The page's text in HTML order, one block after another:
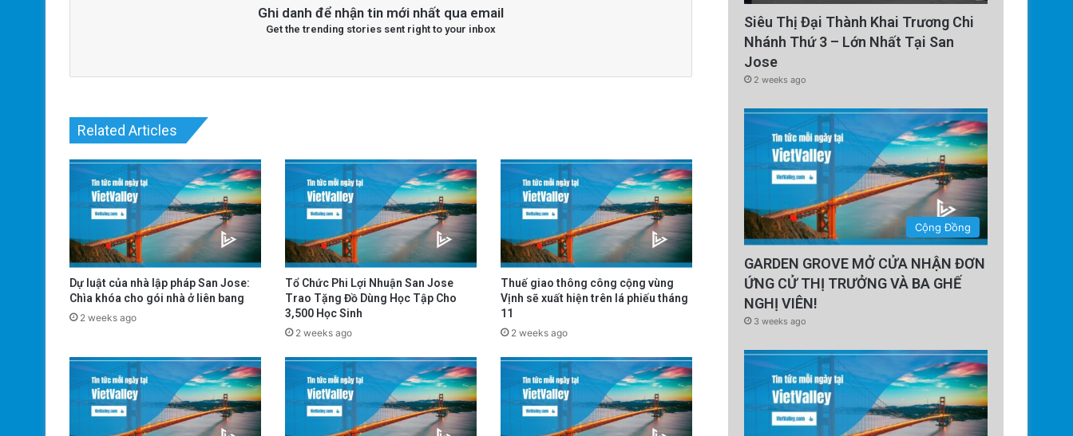
Ghi danh để nhận tin mới nhất qua email
Get the trending stories sent right to your inbox
Related Articles
Dự luật của nhà lập pháp San Jose:
Chìa khóa cho gói nhà ở liên bang
2 weeks ago
Tổ Chức Phi Lợi Nhuận San Jose
Trao Tặng Đồ Dùng Học Tập Cho
3,500 Học Sinh
2 weeks ago
Thuế giao thông công cộng vùng
Vịnh sẽ xuất hiện trên lá phiếu tháng
11
2 weeks ago
Siêu Thị Đại Thành Khai Trương Chi
Nhánh Thứ 3 – Lớn Nhất Tại San
Jose
2 weeks ago
Cộng Đồng
GARDEN GROVE MỞ CỬA NHẬN ĐƠN
ỨNG CỬ THỊ TRƯỞNG VÀ BA GHẾ
NGHỊ VIÊN!
3 weeks ago